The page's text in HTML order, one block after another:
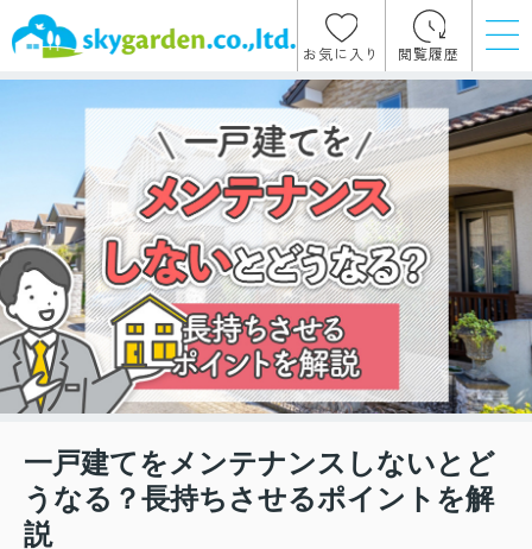
お気に入り 閲覧履歴
一戸建てをメンテナンスしないとど
うなる？長持ちさせるポイントを解
説